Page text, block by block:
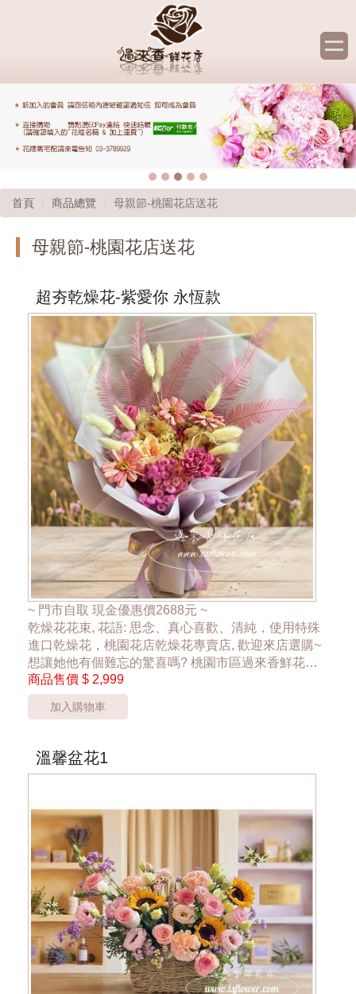
首頁 商品總覽 母親節-桃園花店送花
母親節-桃園花店送花
超夯乾燥花-紫愛你 永恆款
~ 門市自取 現金優惠價2688元 ~
乾燥花花束, 花語: 思念、真心喜歡、清純，使用特殊
進口乾燥花，桃園花店乾燥花專賣店, 歡迎來店選購~
想讓她他有個難忘的驚喜嗎? 桃園市區過來香鮮花店
花店，24hr 網路訂花禮，為忙錄的您傳達祝福，傳達
幸福散播愛的氛圍，讓大家感受到花禮的幸福
***乾燥花材色彩、包裝搭配，依實際狀況調整配置***
商品售價 $ 2,999
加入購物車
溫馨盆花1